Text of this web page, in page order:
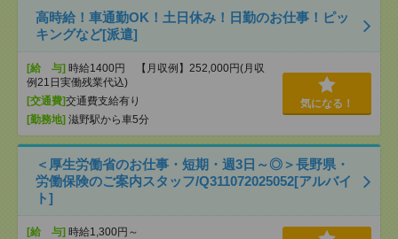
高時給！車通勤OK！土日休み！日勤のお仕事！ピッ
キングなど[派遣]
[給 与] 時給1400円 【月収例】252,000円(月収
例21日実働残業代込)
[交通費]交通費支給有り
[勤務地] 滋野駅から車5分
気になる！
＜厚生労働省のお仕事・短期・週3日～◎＞長野県・
労働保険のご案内スタッフ/Q311072025052[アルバイ
ト]
[給 与] 時給1,300円～